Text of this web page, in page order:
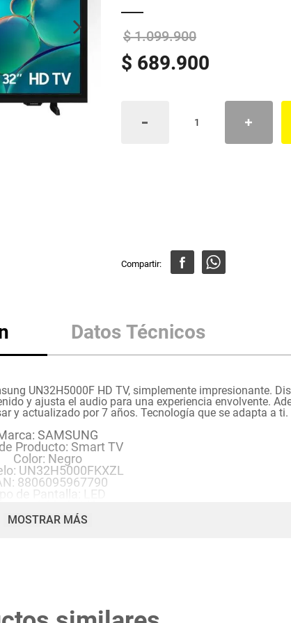
$ 1.099.900
$ 689.900
Datos Técnicos
UN32H5000F HD TV, simplemente impresionante.
y ajusta el audio para una experiencia envolvente.
y actualizado por 7 años. Tecnología que se adapta a ti.
SAMSUNG
Producto: Smart TV
Color: Negro
UN32H5000FKXZL
8806095967790
de Pantalla: LED
WiFi / HDMI / USB /LAN
Componentes:
MOSTRAR MÁS